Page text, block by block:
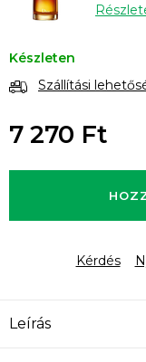
Készleten
Szállítási
7 270 Ft
Kérdés
Leírás